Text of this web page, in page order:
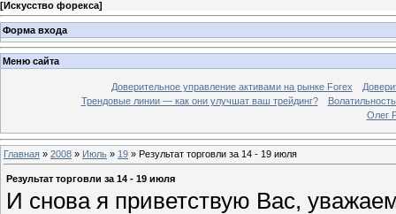
[Искусство форекса]
Форма входа
Меню сайта
Доверительное управление активами на рынке Forex
Трендовые линии — как они улучшат ваш трейдинг?
Олег
Главная » 2008 » Июль » 19 » Результат торговли за 14 - 19 июля
Результат торговли за 14 - 19 июля
И снова я приветствую Вас,